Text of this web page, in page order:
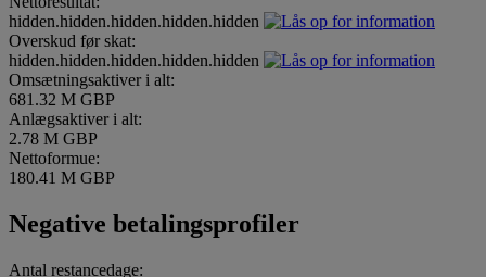
hidden.hidden.hidden.hidden.hidden
Overskud før skat:
hidden.hidden.hidden.hidden.hidden
Omsætningsaktiver i alt:
681.32 M GBP
Anlægsaktiver i alt:
2.78 M GBP
Nettoformue:
180.41 M GBP
Negative betalingsprofiler
Antal restancedage: